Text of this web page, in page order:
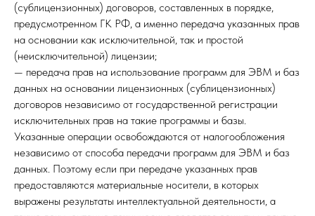
(сублицензионных) договоров, составленных в порядке,
предусмотренном ГК РФ, а именно передача указанных прав
на основании как исключительной, так и простой
(неисключительной) лицензии;
— передача прав на использование программ для ЭВМ и баз
данных на основании лицензионных (сублицензионных)
договоров независимо от государственной регистрации
исключительных прав на такие программы и базы.
Указанные операции освобождаются от налогообложения
независимо от способа передачи программ для ЭВМ и баз
данных. Поэтому если при передаче указанных прав
предоставляются материальные носители, в которых
выражены результаты интеллектуальной деятельности, а